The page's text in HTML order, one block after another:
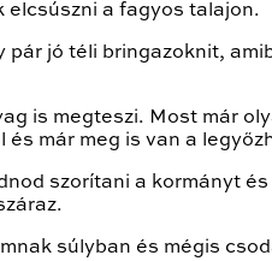
elcsúszni a fagyos talajon.
jó téli bringazoknit,
is megteszi. Most már
már meg is van a
szorítani a kormányt
súlyban és mégis